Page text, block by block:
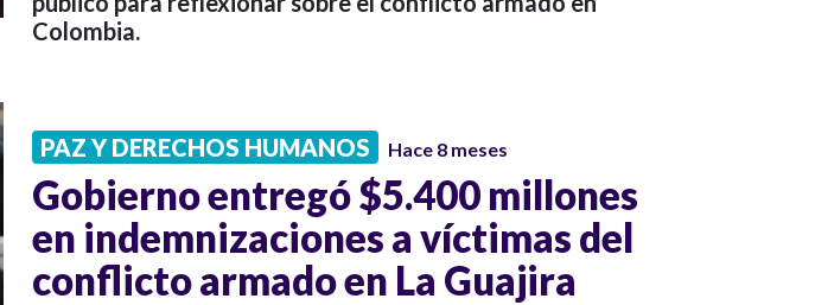
Colombia.
PAZ Y DERECHOS HUMANOS Hace 8 meses
Gobierno entregó $5.400 millones
en indemnizaciones a víctimas del
conflicto armado en La Guajira